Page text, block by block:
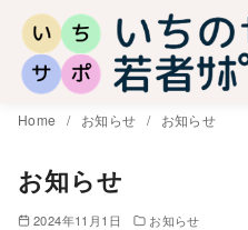
Home お知らせ お知らせ
お知らせ
2024年11月1日 お知らせ